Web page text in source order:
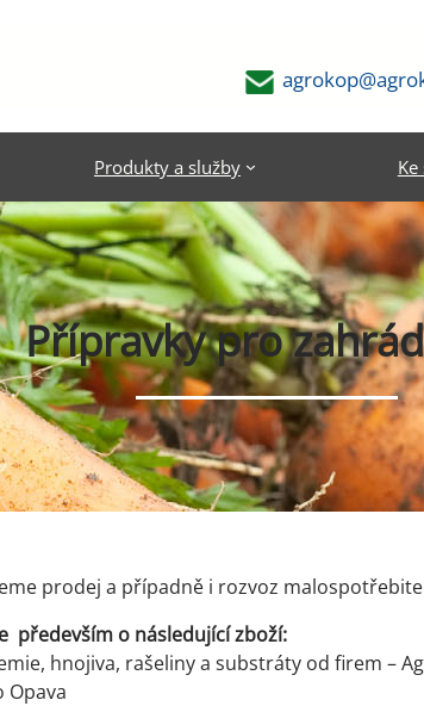
Produkty a služby
Přípravky pro
prodej a případně i rozvoz
především o následující zboží:
hnojiva, rašeliny a substráty od firem –
Opava